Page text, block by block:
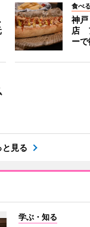
食べる
神
店
ー
と見る
学ぶ・知る